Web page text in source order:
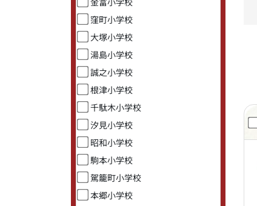
窪町小学校
大塚小学校
湯島小学校
誠之小学校
根津小学校
千駄木小学校
汐見小学校
昭和小学校
駒本小学校
駕籠町小学校
本郷小学校